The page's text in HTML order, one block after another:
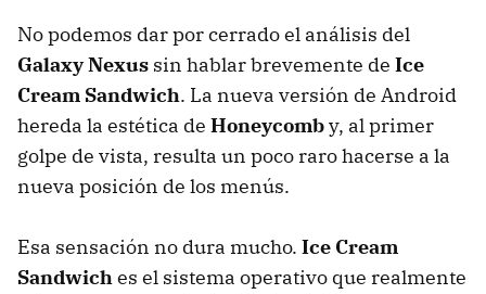
No podemos dar por cerrado el análisis del
Galaxy Nexus sin hablar brevemente de Ice
Cream Sandwich. La nueva versión de Android
hereda la estética de Honeycomby, al primer
golpe de vista, resulta un poco raro hacerse a la
nueva posición de los menús.
Esa sensación no dura mucho. Ice Cream
Sandwiches el sistema operativo que realmente